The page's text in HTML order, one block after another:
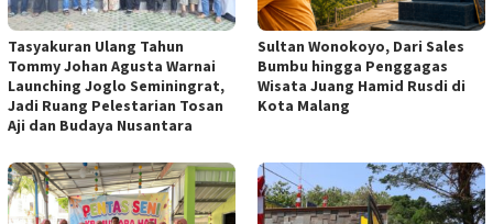
Tasyakuran Ulang Tahun
Tommy Johan Agusta Warnai
Launching Joglo Seminingrat,
Jadi Ruang Pelestarian Tosan
Aji dan Budaya Nusantara
Sultan Wonokoyo, Dari Sales
Bumbu hingga Penggagas
Wisata Juang Hamid Rusdi di
Kota Malang